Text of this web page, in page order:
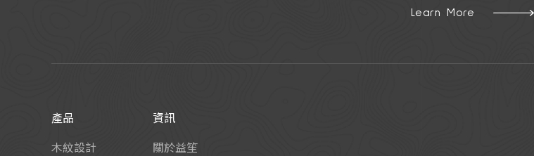
Learn More
產品
木紋設計
資訊
關於益笙